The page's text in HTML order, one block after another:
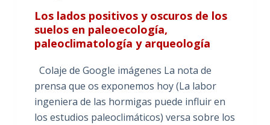
Los lados positivos y oscuros de los
suelos en paleoecología,
paleoclimatología y arqueología
Colaje de Google imágenes La nota de
prensa que os exponemos hoy (La labor
ingeniera de las hormigas puede influir en
los estudios paleoclimáticos) versa sobre los